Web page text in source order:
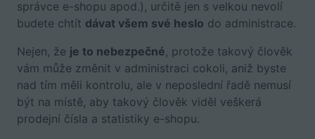
správce e-shopu apod.), určitě jen s velkou nevolí
budete chtít dávat všem své heslo do administrace.
Nejen, že je to nebezpečné, protože takový člověk
vám může změnit v administraci cokoli, aniž byste
nad tím měli kontrolu, ale v neposlední řadě nemusí
být na místě, aby takový člověk viděl veškerá
prodejní čísla a statistiky e-shopu.